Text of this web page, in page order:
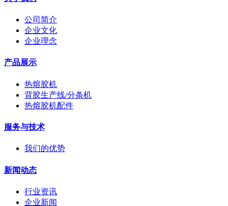
公司简介
企业文化
企业理念
产品展示
热熔胶机
背胶生产线/分条机
热熔胶机配件
服务与技术
我们的优势
新闻动态
行业资讯
企业新闻